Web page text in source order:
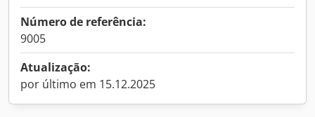
Número de referência:
9005
Atualização:
por último em 15.12.2025